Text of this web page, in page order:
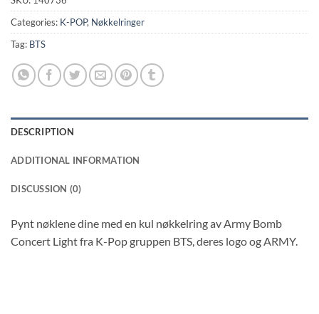
Categories: K-POP, Nøkkelringer
Tag: BTS
DESCRIPTION
ADDITIONAL INFORMATION
DISCUSSION (0)
Pynt nøklene dine med en kul nøkkelring av Army Bomb
Concert Light fra K-Pop gruppen BTS, deres logo og ARMY.